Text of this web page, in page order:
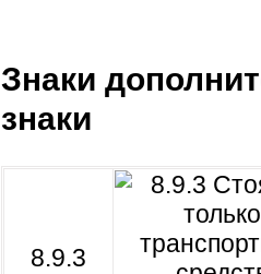
Знаки
знаки
8.9.3